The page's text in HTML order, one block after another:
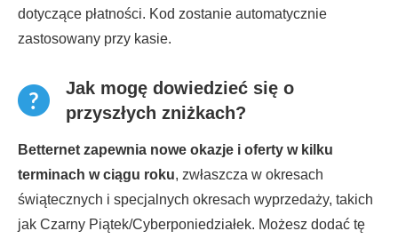
dotyczące płatności. Kod zostanie automatycznie
zastosowany przy kasie.
Jak mogę dowiedzieć się o
przyszłych zniżkach?
Betternet zapewnia nowe okazje i oferty w kilku
terminach w ciągu roku, zwłaszcza w okresach
świątecznych i specjalnych okresach wyprzedaży, takich
jak Czarny Piątek/Cyberponiedziałek. Możesz dodać tę